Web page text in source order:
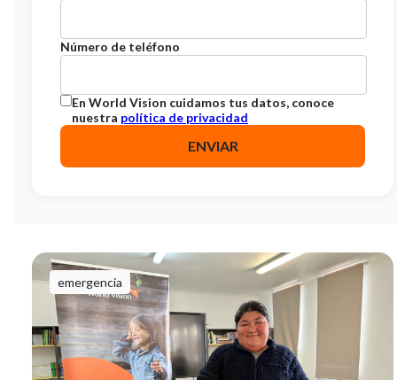
Número de teléfono
En World Vision cuidamos tus datos, conoce
nuestra política de privacidad
emergencia